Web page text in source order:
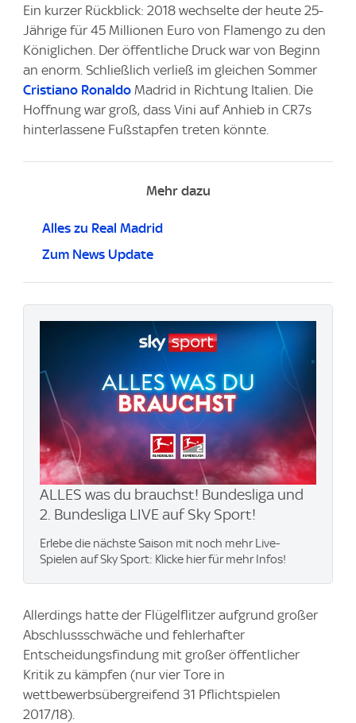
Ein kurzer Rückblick: 2018 wechselte der heute 25-
Jährige für 45 Millionen Euro von Flamengo zu den
Königlichen. Der öffentliche Druck war von Beginn
an enorm. Schließlich verließ im gleichen Sommer
Cristiano Ronaldo Madrid in Richtung Italien. Die
Hoffnung war groß, dass Vini auf Anhieb in CR7s
hinterlassene Fußstapfen treten könnte.
Mehr dazu
Alles zu Real Madrid
Zum News Update
ALLES was du brauchst! Bundesliga und
2. Bundesliga LIVE auf Sky Sport!
Erlebe die nächste Saison mit noch mehr Live-
Spielen auf Sky Sport: Klicke hier für mehr Infos!
Allerdings hatte der Flügelflitzer aufgrund großer
Abschlussschwäche und fehlerhafter
Entscheidungsfindung mit großer öffentlicher
Kritik zu kämpfen (nur vier Tore in
wettbewerbsübergreifend 31 Pflichtspielen
2017/18).